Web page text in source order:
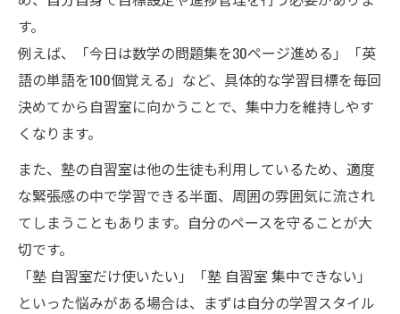
す。
例えば、「今日は数学の問題集を30ページ進める」「英
語の単語を100個覚える」など、具体的な学習目標を毎回
決めてから自習室に向かうことで、集中力を維持しやす
くなります。
また、塾の自習室は他の生徒も利用しているため、適度
な緊張感の中で学習できる半面、周囲の雰囲気に流され
てしまうこともあります。自分のペースを守ることが大
切です。
「塾 自習室だけ使いたい」「塾 自習室 集中できない」
といった悩みがある場合は、まずは自分の学習スタイル